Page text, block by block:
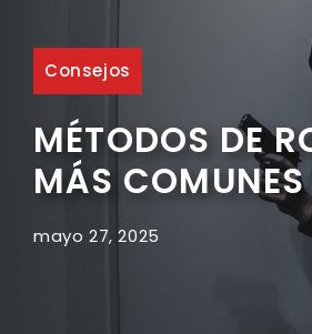
Consejos
MÉTODOS DE
MÁS COMUNES
mayo 27, 2025